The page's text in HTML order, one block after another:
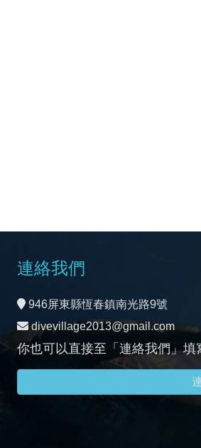
連絡我們
946屏東縣恆春鎮南光路9號
divevillage2013@gmail.com
你也可以直接至「連絡我們」填